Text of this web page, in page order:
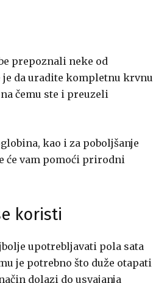
prepoznali neke od
da uradite kompletnu krvnu
čemu ste i preuzeli
kao i za poboljšanje
će vam pomoći prirodni
koristi
upotrebljavati pola sata
je potrebno što duže otapati
dolazi do usvajanja